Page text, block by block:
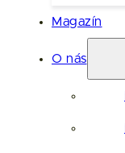
Magazín
O nás